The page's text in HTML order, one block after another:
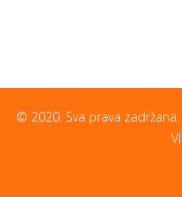
© 2020. Sva prava